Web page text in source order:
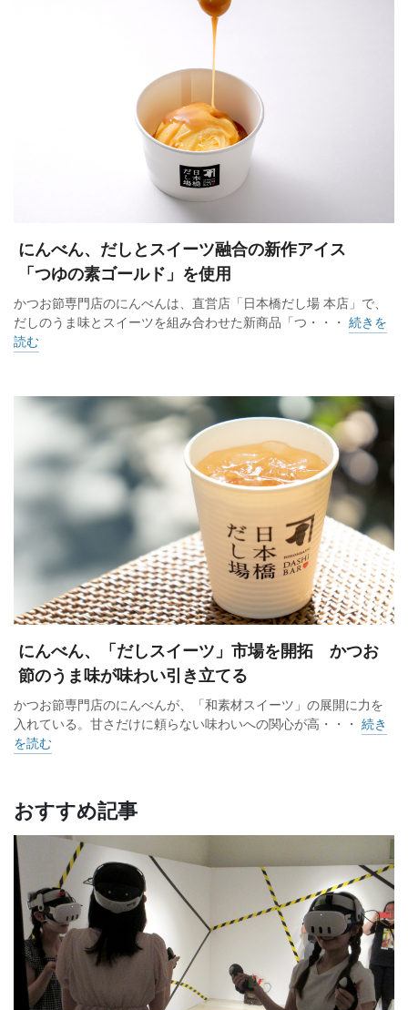
にんべん、だしとスイーツ融合の新作アイス
「つゆの素ゴールド」を使用
かつお節専門店のにんべんは、直営店「日本橋だし場 本店」で、
だしのうま味とスイーツを組み合わせた新商品「つ・・・ 続きを
読む
にんべん、「だしスイーツ」市場を開拓 かつお
節のうま味が味わい引き立てる
かつお節専門店のにんべんが、「和素材スイーツ」の展開に力を
入れている。甘さだけに頼らない味わいへの関心が高・・・ 続き
を読む
おすすめ記事